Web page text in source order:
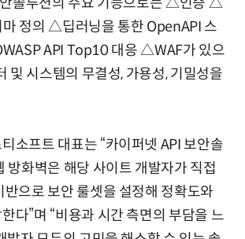
정의 △딥러닝을 통한 OpenAPI 스
API Top10 대응 △WAF가 있으
및 시스템의 무결성, 가용성, 기밀성을
소프트 대표는 “카이퍼넷 API 보안솔
방화벽은 해당 사이트 개발자가 직접
반으로 보안 룰셋을 설정해 정확도와
다”며 “비용과 시간 측면의 부담을 느